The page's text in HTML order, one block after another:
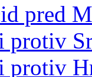
pred
protiv
protiv